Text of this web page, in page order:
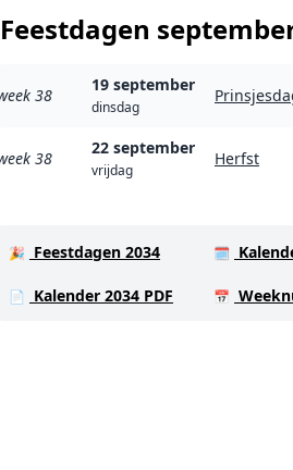
Feestdagen
38
19 september
dinsdag
38
22 september
vrijdag
Herfst
🎉 Feestdagen 2034 🗓️
📄 Kalender 2034 PDF 📅